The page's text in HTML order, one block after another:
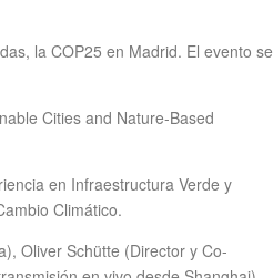
la COP25 en Madrid. El evento se
Cities and Nature-Based
en Infraestructura Verde y
Climático.
Oliver Schütte (Director y Co-